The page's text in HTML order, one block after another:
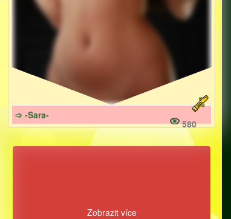
➩ -Sara-
580
Zobrazit více